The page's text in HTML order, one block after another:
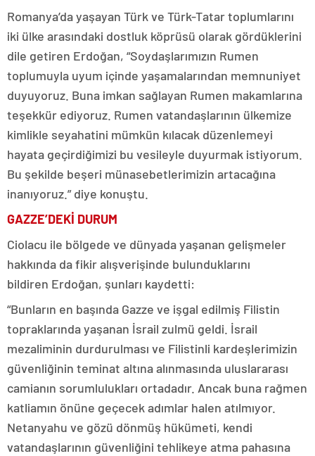
Romanya’da yaşayan Türk ve Türk-Tatar toplumlarını
iki ülke arasındaki dostluk köprüsü olarak gördüklerini
dile getiren Erdoğan, “Soydaşlarımızın Rumen
toplumuyla uyum içinde yaşamalarından memnuniyet
duyuyoruz. Buna imkan sağlayan Rumen makamlarına
teşekkür ediyoruz. Rumen vatandaşlarının ülkemize
kimlikle seyahatini mümkün kılacak düzenlemeyi
hayata geçirdiğimizi bu vesileyle duyurmak istiyorum.
Bu şekilde beşeri münasebetlerimizin artacağına
inanıyoruz.” diye konuştu.
GAZZE’DEKİ DURUM
Ciolacu ile bölgede ve dünyada yaşanan gelişmeler
hakkında da fikir alışverişinde bulunduklarını
bildiren Erdoğan, şunları kaydetti:
“Bunların en başında Gazze ve işgal edilmiş Filistin
topraklarında yaşanan İsrail zulmü geldi. İsrail
mezaliminin durdurulması ve Filistinli kardeşlerimizin
güvenliğinin teminat altına alınmasında uluslararası
camianın sorumlulukları ortadadır. Ancak buna rağmen
katliamın önüne geçecek adımlar halen atılmıyor.
Netanyahu ve gözü dönmüş hükümeti, kendi
vatandaşlarının güvenliğini tehlikeye atma pahasına